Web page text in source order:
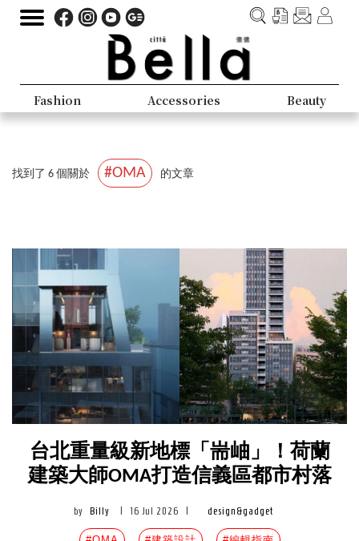
Fashion Accessories Beauty
找到了 6 個關於 #OMA 的文章
台北重量級新地標「耑岫」！荷蘭
建築大師OMA打造信義區都市村落
by Billy 16 Jul 2026 design&gadget